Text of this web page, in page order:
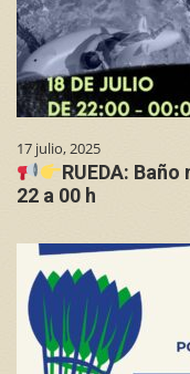
17 julio, 2025
RUEDA:
22 a 00 h